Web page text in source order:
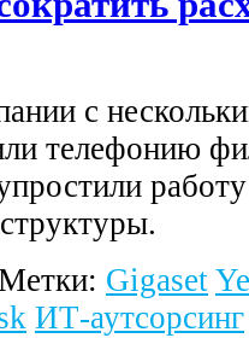
с
телефонию
Gigaset
ИТ-аутсорсинг